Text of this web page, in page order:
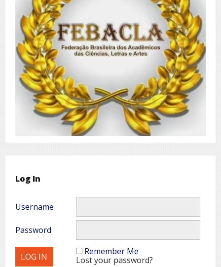
Log In
Username
Password
Remember Me
Lost your password?